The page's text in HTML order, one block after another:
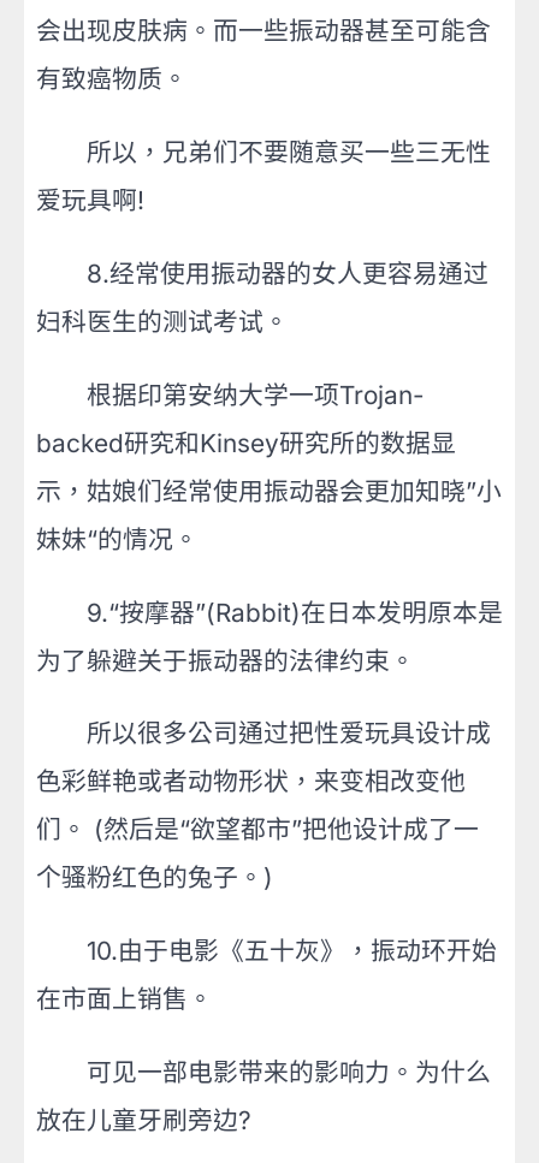
会出现皮肤病。而一些振动器甚至可能含
有致癌物质。
所以，兄弟们不要随意买一些三无性
爱玩具啊!
8.经常使用振动器的女人更容易通过
妇科医生的测试考试。
根据印第安纳大学一项Trojan-
backed研究和Kinsey研究所的数据显
示，姑娘们经常使用振动器会更加知晓”小
妹妹“的情况。
9.“按摩器”(Rabbit)在日本发明原本是
为了躲避关于振动器的法律约束。
所以很多公司通过把性爱玩具设计成
色彩鲜艳或者动物形状，来变相改变他
们。 (然后是“欲望都市”把他设计成了一
个骚粉红色的兔子。)
10.由于电影《五十灰》，振动环开始
在市面上销售。
可见一部电影带来的影响力。为什么
放在儿童牙刷旁边?